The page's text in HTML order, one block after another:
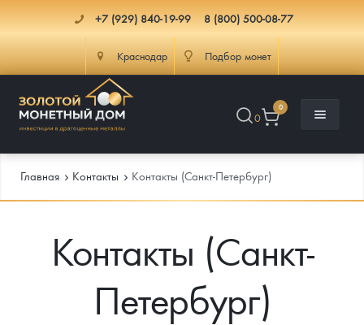
+7 (929) 840-19-99 8 (800) 500-08-77
Краснодар Подбор монет
0
0
Каталог Монет
Инвестиционные монеты
Главная Контакты Контакты (Санкт-Петербург)
Контакты (Санкт-
Петербург)